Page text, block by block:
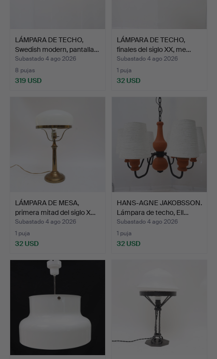
LÁMPARA DE TECHO,
Swedish modern, pantalla…
Subastado 4 ago 2026
8 pujas
319 USD
LÁMPARA DE TECHO,
finales del siglo XX, me…
Subastado 4 ago 2026
1 puja
32 USD
LÁMPARA DE MESA,
primera mitad del siglo X…
Subastado 4 ago 2026
1 puja
32 USD
HANS-AGNE JAKOBSSON.
Lámpara de techo, Ell…
Subastado 4 ago 2026
1 puja
32 USD